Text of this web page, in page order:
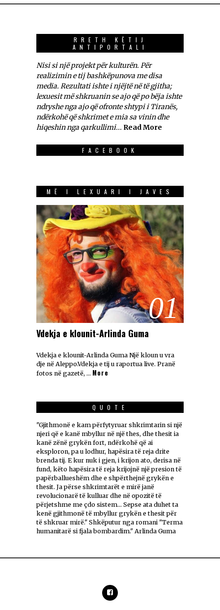
RRETH KËTIJ
ANTIPORTALI
Nisi si një projekt për kulturën. Për
realizimin e tij bashkëpunova me disa
media. Rezultati ishte i njëjtë në të gjitha;
lexuesit më shkruanin se ajo që po bëja ishte
ndryshe nga ajo që ofronte shtypi i Tiranës,
ndërkohë që shkrimet e mia sa vinin dhe
hiqeshin nga qarkullimi... Read More
FACEBOOK
MË I LEXUARI I JAVES
01
Vdekja e klounit-Arlinda Guma
Vdekja e klounit-Arlinda Guma Një kloun u vra
dje në Aleppo.Vdekja e tij u raportua live. Pranë
fotos në gazetë, … More
QUOTE
"Gjithmonë e kam përfytyruar shkrimtarin si një
njeri që e kanë mbyllur në një thes, dhe thesit ia
kanë zënë grykën fort, ndërkohë që ai
eksploron, pa u lodhur, hapësira të reja drite
brenda tij. E kur nuk i gjen, i krijon ato, derisa në
fund, këto hapësira të reja krijojnë një presion të
papërballueshëm dhe e shpërthejnë grykën e
thesit. Ja përse shkrimtarët e mirë janë
revolucionarë të kulluar dhe në opozitë të
përjetshme me çdo sistem... Sepse ata duhet ta
kenë gjithmonë të mbyllur grykën e thesit për
të shkruar mirë." Shkëputur nga romani "Terma
humanitarë si fjala bombardim." Arlinda Guma